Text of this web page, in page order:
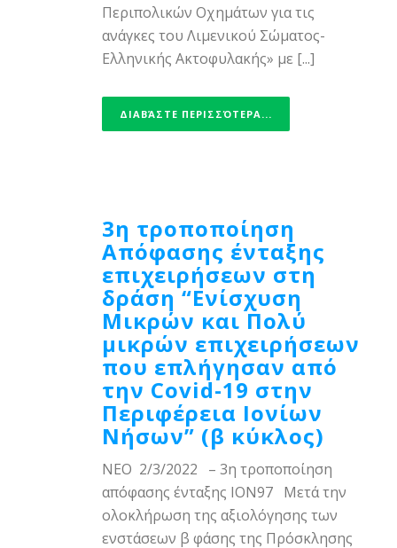
Περιπολικών Οχημάτων για τις
ανάγκες του Λιμενικού Σώματος-
Ελληνικής Ακτοφυλακής» με [...]
ΔΙΑΒΆΣΤΕ ΠΕΡΙΣΣΌΤΕΡΑ...
3η τροποποίηση
Aπόφασης ένταξης
επιχειρήσεων στη
δράση “Ενίσχυση
Μικρών και Πολύ
μικρών επιχειρήσεων
που επλήγησαν από
την Covid-19 στην
Περιφέρεια Ιονίων
Νήσων” (β κύκλος)
ΝΕΟ 2/3/2022 – 3η τροποποίηση
απόφασης ένταξης ΙΟΝ97 Μετά την
ολοκλήρωση της αξιολόγησης των
ενστάσεων β φάσης της Πρόσκλησης